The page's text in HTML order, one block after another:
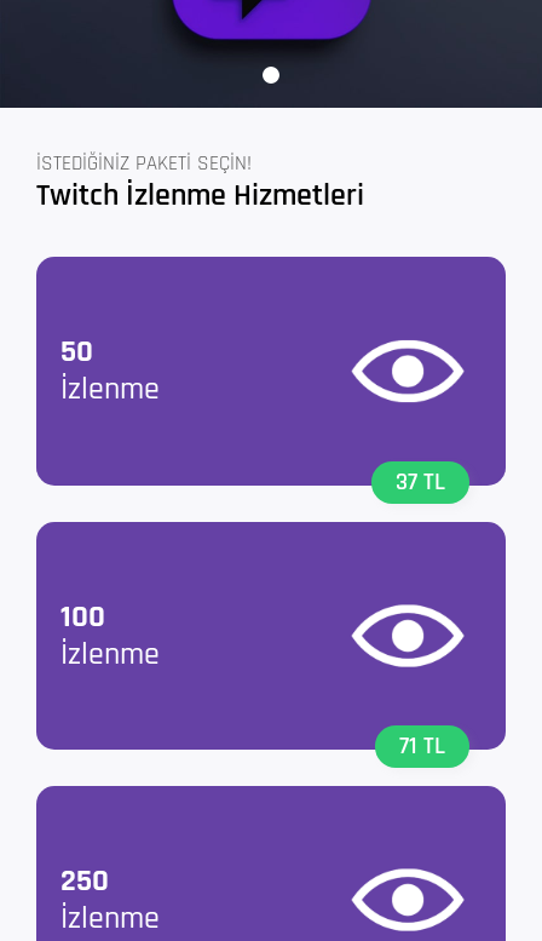
İSTEDİĞİNİZ PAKETİ SEÇİN!
Twitch İzlenme Hizmetleri
50
İzlenme
37 TL
100
İzlenme
71 TL
250
İzlenme